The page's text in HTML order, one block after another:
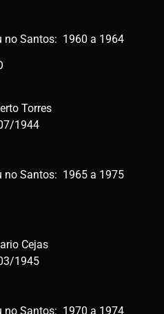
no Santos: 1960 a 1964
Torres
1944
no Santos: 1965 a 1975
Cejas
1945
no Santos: 1970 a 1974